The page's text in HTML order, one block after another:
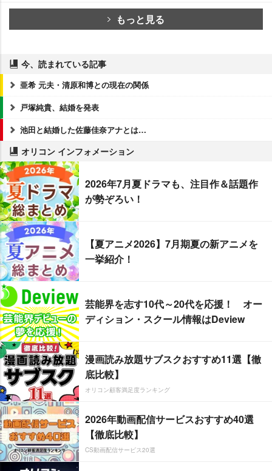
もっと見る
今、読まれている記事
亜希 元夫・清原和博との現在の関係
戸塚純貴、結婚を発表
池田と結婚した佐藤佳奈アナとは…
オリコン インフォメーション
2026年7月夏ドラマも、注目作＆話題作
が勢ぞろい！
【夏アニメ2026】7月期夏の新アニメを
一挙紹介！
芸能界を志す10代～20代を応援！ オー
ディション・スクール情報はDeview
漫画読み放題サブスクおすすめ11選【徹
底比較】
オリコン顧客満足度ランキング
2026年動画配信サービスおすすめ40選
【徹底比較】
CS動画配信サービス20選